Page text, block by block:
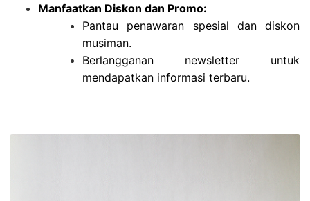
Manfaatkan Diskon dan Promo:
Pantau penawaran spesial dan diskon
musiman.
Berlangganan newsletter untuk
mendapatkan informasi terbaru.